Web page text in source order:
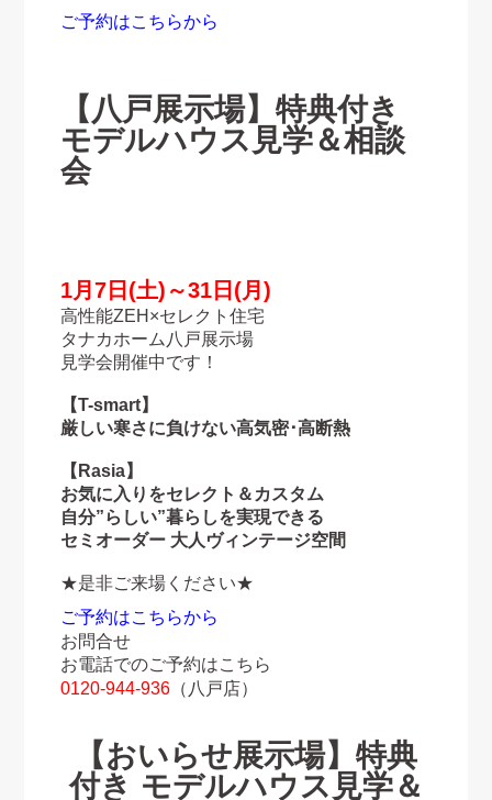
ご予約はこちらから
【八戸展示場】特典付き
モデルハウス見学＆相談
会
1月7日(土)～31日(月)
高性能ZEH×セレクト住宅
タナカホーム八戸展示場
見学会開催中です！
【T-smart】
厳しい寒さに負けない高気密･高断熱
【Rasia】
お気に入りをセレクト＆カスタム
自分”らしい”暮らしを実現できる
セミオーダー 大人ヴィンテージ空間
★是非ご来場ください★
ご予約はこちらから
お問合せ
お電話でのご予約はこちら
0120-944-936（八戸店）
【おいらせ展示場】特典
付き モデルハウス見学＆